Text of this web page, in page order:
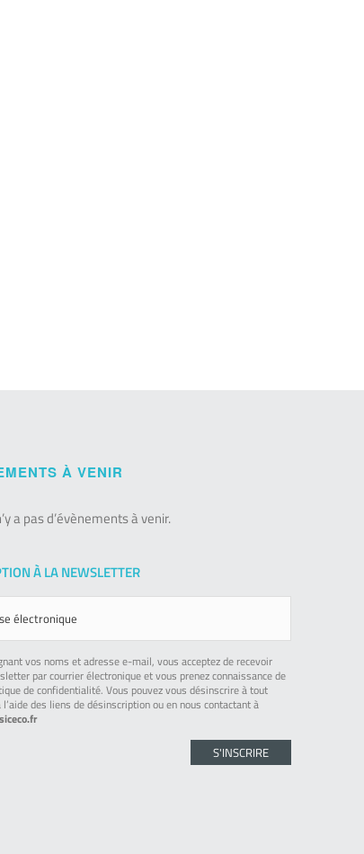
À VENIR
a pas d’évènements à venir.
À LA NEWSLETTER
vos noms et adresse e-mail, vous acceptez de recevoir
par courrier électronique et vous prenez connaissance de
de confidentialité. Vous pouvez vous désinscrire à tout
des liens de désinscription ou en nous contactant à